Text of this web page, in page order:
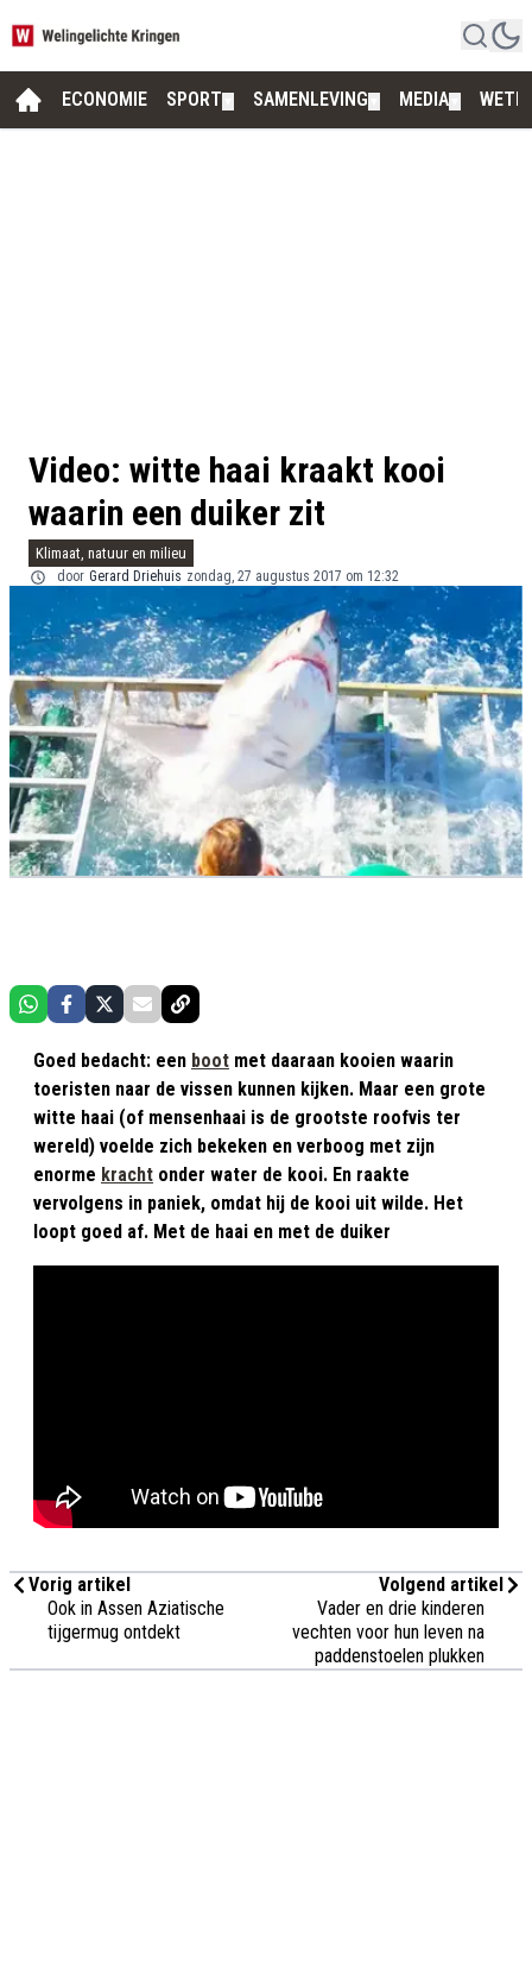
ECONOMIE SPORT SAMENLEVING MEDIA
Video: witte haai kraakt kooi
waarin een duiker zit
Klimaat, natuur en milieu
door Gerard Driehuis zondag, 27 augustus 2017 om 12:32
Goed bedacht: een boot met daaraan kooien waarin
toeristen naar de vissen kunnen kijken. Maar een grote
witte haai (of mensenhaai is de grootste roofvis ter
wereld) voelde zich bekeken en verboog met zijn
enorme kracht onder water de kooi. En raakte
vervolgens in paniek, omdat hij de kooi uit wilde. Het
loopt goed af. Met de haai en met de duiker
Vorig artikel
Ook in Assen Aziatische
tijgermug ontdekt
Volgend artikel
Vader en drie kinderen
vechten voor hun leven na
paddenstoelen plukken